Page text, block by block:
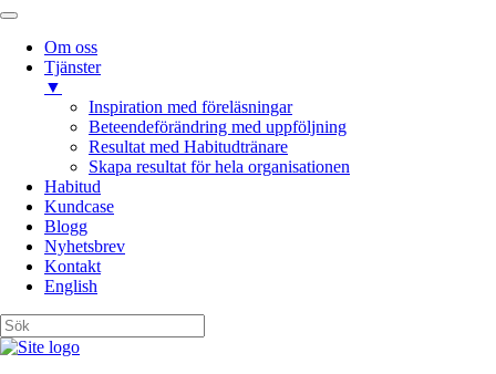
Om oss
Tjänster
▼
Inspiration med föreläsningar
Beteendeförändring med uppföljning
Resultat med Habitudtränare
Skapa resultat för hela organisationen
Habitud
Kundcase
Blogg
Nyhetsbrev
Kontakt
English